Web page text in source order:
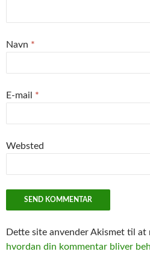
Navn *
E-mail *
Websted
Dette site anvender Akismet til at
hvordan din kommentar bliver